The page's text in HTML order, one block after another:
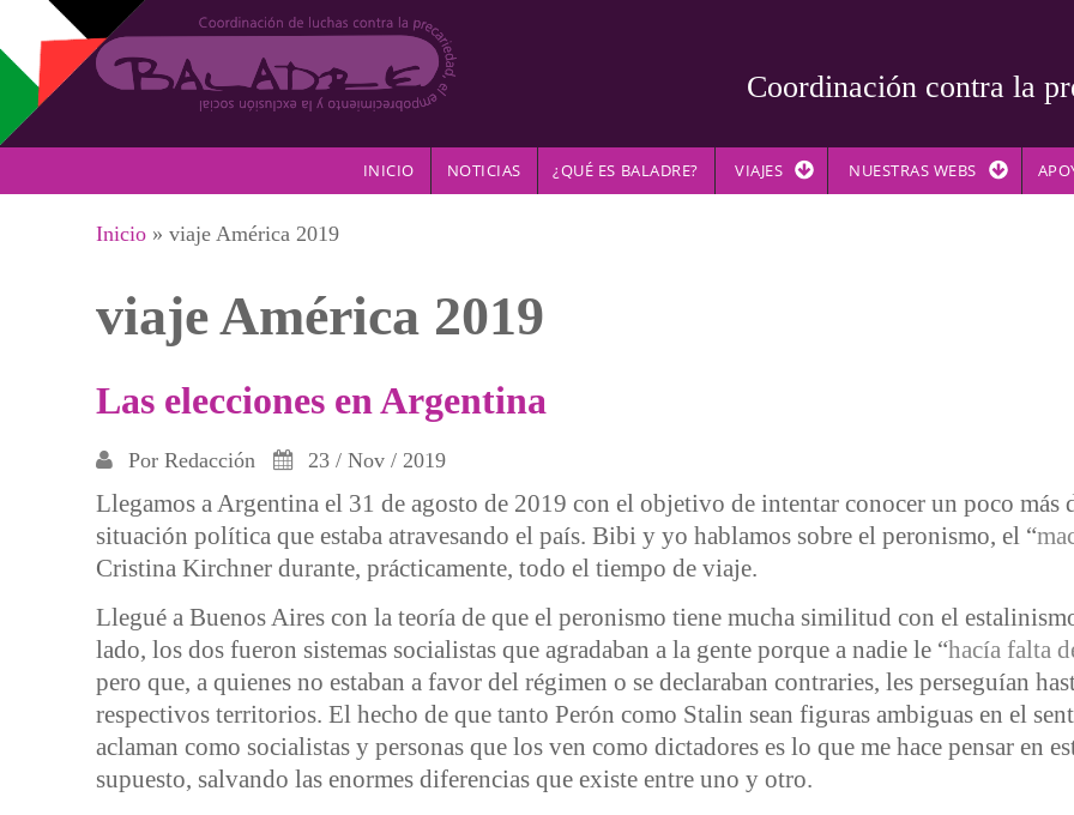
Pasar al contenido principal
Coordinación contra la
INICIO NOTICIAS ¿QUÉ ES BALADRE? VIAJES NUESTRAS WEBS
Se encuentra usted aquí
Inicio » viaje América 2019
viaje América 2019
Las elecciones en Argentina
Por Redacción 23 / Nov / 2019
Llegamos a Argentina el 31 de agosto de 2019 con el objetivo de intentar conocer un poco más
situación política que estaba atravesando el país. Bibi y yo hablamos sobre el peronismo, el “
Cristina Kirchner durante, prácticamente, todo el tiempo de viaje.
Llegué a Buenos Aires con la teoría de que el peronismo tiene mucha similitud con el
lado, los dos fueron sistemas socialistas que agradaban a la gente porque a nadie le “hacía falta
pero que, a quienes no estaban a favor del régimen o se declaraban contraries, les perseguían
respectivos territorios. El hecho de que tanto Perón como Stalin sean figuras ambiguas en el
aclaman como socialistas y personas que los ven como dictadores es lo que me hace pensar en
supuesto, salvando las enormes diferencias que existe entre uno y otro.